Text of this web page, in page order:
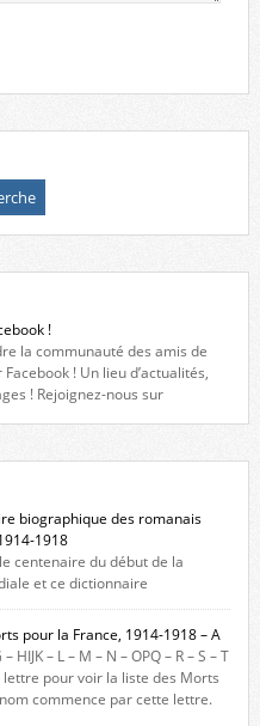
!
la communauté des amis de
! Un lieu d’actualités,
! Rejoignez-nous sur
biographique des romanais
1918
centenaire du début de la
et ce dictionnaire
romanais Morts pour la
recherche historique est
commémoratives de
du lycée Triboulet, […]
pour la France, 1914-1918 – A
HIJK – L – M – N – OPQ – R – S – T
lettre pour voir la liste des Morts
commence par cette lettre.